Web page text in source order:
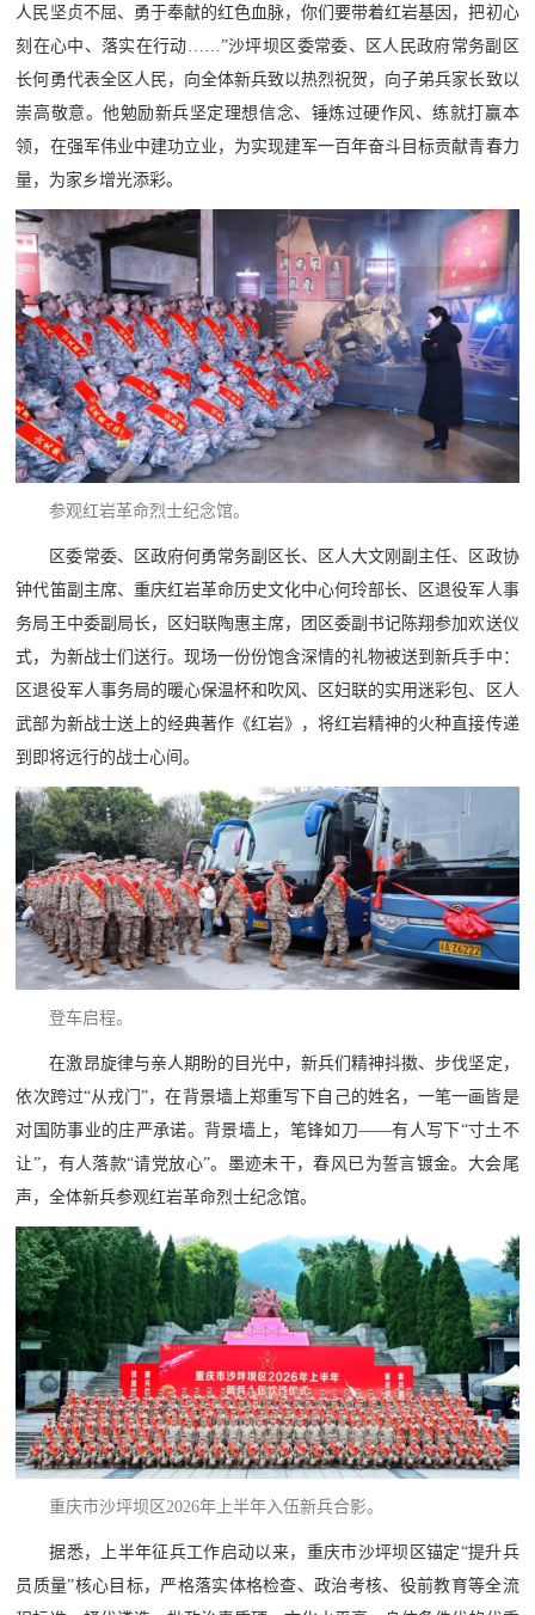
人
服
军
服
务
国
防
文
化
国
防
红
色
文
红
旅
关
于
我
们
人民坚贞不屈、勇于奉献的红色血脉，你们要带着红岩基因，把初心
刻在心中、落实在行动……”沙坪坝区委常委、区人民政府常务副区
长何勇代表全区人民，向全体新兵致以热烈祝贺，向子弟兵家长致以
崇高敬意。他勉励新兵坚定理想信念、锤炼过硬作风、练就打赢本
领，在强军伟业中建功立业，为实现建军一百年奋斗目标贡献青春力
量，为家乡增光添彩。
参观红岩革命烈士纪念馆。
区委常委、区政府何勇常务副区长、区人大文刚副主任、区政协
钟代笛副主席、重庆红岩革命历史文化中心何玲部长、区退役军人事
务局王中委副局长，区妇联陶惠主席，团区委副书记陈翔参加欢送仪
式，为新战士们送行。现场一份份饱含深情的礼物被送到新兵手中：
区退役军人事务局的暖心保温杯和吹风、区妇联的实用迷彩包、区人
武部为新战士送上的经典著作《红岩》，将红岩精神的火种直接传递
到即将远行的战士心间。
登车启程。
在激昂旋律与亲人期盼的目光中，新兵们精神抖擞、步伐坚定，
依次跨过“从戎门”，在背景墙上郑重写下自己的姓名，一笔一画皆是
对国防事业的庄严承诺。背景墙上，笔锋如刀——有人写下“寸土不
让”，有人落款“请党放心”。墨迹未干，春风已为誓言镀金。大会尾
声，全体新兵参观红岩革命烈士纪念馆。
重庆市沙坪坝区2026年上半年入伍新兵合影。
据悉，上半年征兵工作启动以来，重庆市沙坪坝区锚定“提升兵
员质量”核心目标，严格落实体格检查、政治考核、役前教育等全流